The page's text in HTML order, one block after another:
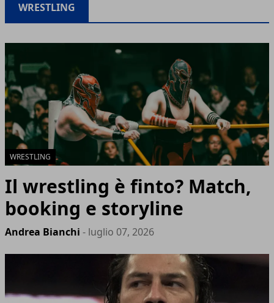
WRESTLING
WRESTLING
Il wrestling è finto? Match,
booking e storyline
Andrea Bianchi - luglio 07, 2026